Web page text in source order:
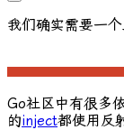
我们确实需要一
Go社区中有很多
的inject都使用反